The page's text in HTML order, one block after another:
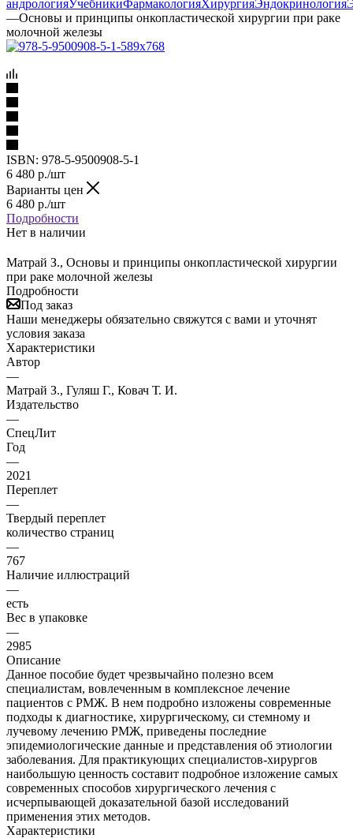
андрологияУчебникиФармакологияХирургияЭндокринология
—Основы и принципы онкопластической хирургии при раке
молочной железы
ISBN: 978-5-9500908-5-1
6 480 р./шт
Варианты цен
6 480 р./шт
Подробности
Нет в наличии
Матрай З., Основы и принципы онкопластической хирургии
при раке молочной железы
Подробности
Под заказ
Наши менеджеры обязательно свяжутся с вами и уточнят
условия заказа
Характеристики
Автор
—
Матрай З., Гуляш Г., Ковач Т. И.
Издательство
—
СпецЛит
Год
—
2021
Переплет
—
Твердый переплет
количество страниц
—
767
Наличие иллюстраций
—
есть
Вес в упаковке
—
2985
Описание
Данное пособие будет чрезвычайно полезно всем
специалистам, вовлеченным в комплексное лечение
пациентов с РМЖ. В нем подробно изложены современные
подходы к диагностике, хирургическому, си стемному и
лучевому лечению РМЖ, приведены последние
эпидемиологические данные и представления об этиологии
заболевания. Для практикующих специалистов-хирургов
наибольшую ценность составит подробное изложение самых
современных способов хирургического лечения с
исчерпывающей доказательной базой исследований
применения этих методов.
Характеристики